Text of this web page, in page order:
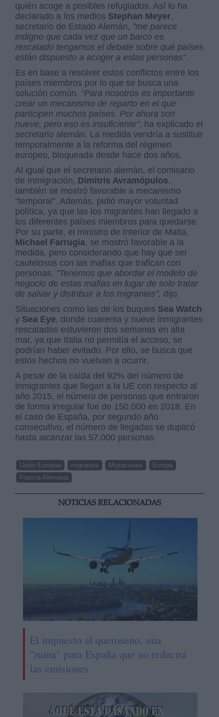
quién acoge a posibles refugiados. Así lo ha
declarado a los medios Stephan Meyer,
secretario de Estado Alemán, "me parece
indigno que cada vez que un barco es
rescatado tengamos el debate sobre qué países
están dispuesto a acoger a estas personas".
Es en base a resolver estos conflictos entre los
países miembros por lo que se busca una
solución común. “Para nosotros es importante
crear un mecanismo de reparto en el que
participen muchos países. Por ahora son
nueve, pero eso es insuficiente", ha explicado el
secretario alemán. La medida vendría a sustituir
temporalmente a la reforma del régimen
europeo, bloqueada desde hace dos años.
Al igual que el secretario alemán, el comisario
de Inmigración, Dimitris Avramópulos,
también se mostró favorable a mecanismo
"temporal". Además, pidió mayor voluntad
política, ya que las los migrantes han llegado a
los diferentes países miembros para quedarse.
Por su parte, el ministro de Interior de Malta,
Michael Farrugia, se mostró favorable a la
medida, pero considerando que hay que ser
cautelosos con las mafias que trafican con
personas. "Tenemos que abordar el modelo de
negocio de estas mafias en lugar de solo tratar
de salvar y distribuir a los migrantes", dijo.
Situaciones como las de los buques Sea Watch
y Sea Eye, donde cuarenta y nueve inmigrantes
rescatados estuvieron dos semanas en alta
mar, ya que Italia no permitía el acceso, se
podrían haber evitado. Por ello, se busca que
estos hechos no vuelvan a ocurrir.
A pesar de la caída del 92% del número de
inmigrantes que llegan a la UE con respecto al
año 2015, el número de personas que entraron
de forma irregular fue de 150.000 en 2018. En
el caso de España, por segundo año
consecutivo, el número de llegadas se duplicó
hasta alcanzar las 57.000 personas.
Unión Europea migrantes Migraciones
Europa
Francia Alemania
NOTICIAS RELACIONADAS
El impuesto al queroseno, una
"ruina" para España que no reducirá
las emisiones